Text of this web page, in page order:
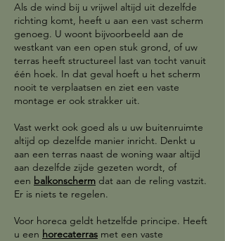
Als de wind bij u vrijwel altijd uit dezelfde
richting komt, heeft u aan een vast scherm
genoeg. U woont bijvoorbeeld aan de
westkant van een open stuk grond, of uw
terras heeft structureel last van tocht vanuit
één hoek. In dat geval hoeft u het scherm
nooit te verplaatsen en ziet een vaste
montage er ook strakker uit.
Vast werkt ook goed als u uw buitenruimte
altijd op dezelfde manier inricht. Denkt u
aan een terras naast de woning waar altijd
aan dezelfde zijde gezeten wordt, of
een balkonscherm dat aan de reling vastzit.
Er is niets te regelen.
Voor horeca geldt hetzelfde principe. Heeft
u een horecaterras met een vaste